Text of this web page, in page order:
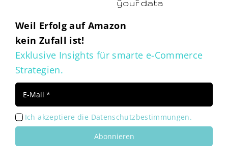
Weil Erfolg auf Amazon
kein Zufall ist!
Exklusive Insights für smarte e-Commerce
Strategien.
Ich akzeptiere die Datenschutzbestimmungen.
Abonnieren